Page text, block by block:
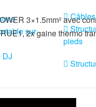
sur
DJ
pieds
3×1.5mm² avec
2x gaine thermo